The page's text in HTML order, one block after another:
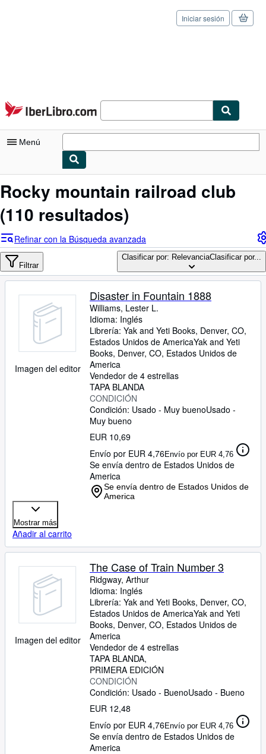
Pasar al contenido principal
IberLibro.com
Iniciar sesión
Menú
Mi cuenta
Consultar mis pedidos
Búsqueda avanzada
Colecciones
Arte y coleccionismo
Vendedores
Comenzar a vender
Ayuda
CERRAR
Rocky mountain railroad club
(110 resultados)
Refinar con la Búsqueda avanzada
Filtrar
Clasificar por: RelevanciaClasificar por...
Imagen del editor
Disaster in Fountain 1888
Williams, Lester L.
Idioma: Inglés
Librería: Yak and Yeti Books, Denver, CO,
Estados Unidos de AmericaYak and Yeti
Books, Denver, CO, Estados Unidos de
America
Vendedor de 4 estrellas
TAPA BLANDA
CONDICIÓN
Condición: Usado - Muy buenoUsado -
Muy bueno
EUR 10,69
Envío por EUR 4,76Envío por EUR 4,76
Se envía dentro de Estados Unidos de
America
Se envía dentro de Estados Unidos de
America
Mostrar más
Añadir al carrito
Imagen del editor
The Case of Train Number 3
Ridgway, Arthur
Idioma: Inglés
Librería: Yak and Yeti Books, Denver, CO,
Estados Unidos de AmericaYak and Yeti
Books, Denver, CO, Estados Unidos de
America
Vendedor de 4 estrellas
TAPA BLANDA
PRIMERA EDICIÓN
CONDICIÓN
Condición: Usado - BuenoUsado - Bueno
EUR 12,48
Envío por EUR 4,76Envío por EUR 4,76
Se envía dentro de Estados Unidos de
America